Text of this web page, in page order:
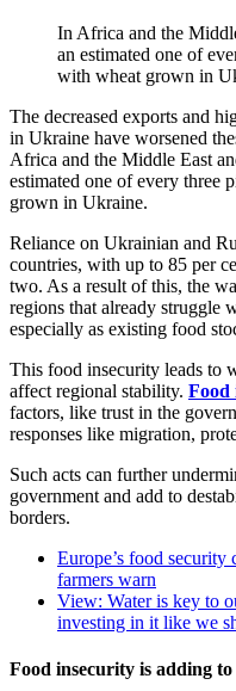
In Africa and the
an estimated one of
with wheat grown in
The decreased exports and
in Ukraine have worsened
Africa and the Middle East
estimated one of every three
grown in Ukraine.
Reliance on Ukrainian and
countries, with up to 85 per
two. As a result of this, the
regions that already struggle
especially as existing food
This food insecurity leads to
affect regional stability. Food
factors, like trust in the
responses like migration,
Such acts can further
government and add to
borders.
Europe’s food
farmers warn
View: Water is key to
investing in it like we
Food insecurity is adding